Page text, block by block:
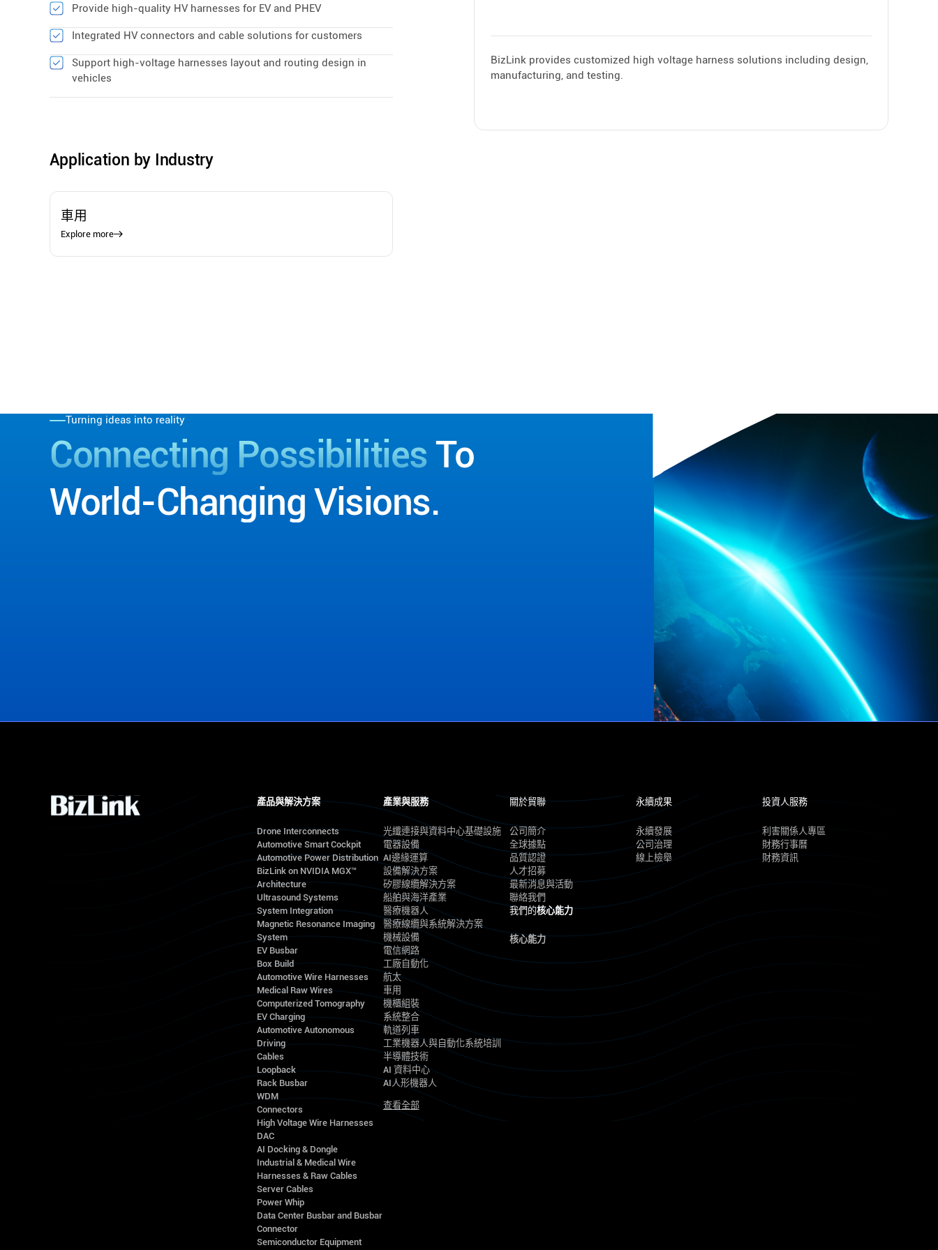
Provide high-quality HV harnesses for EV and PHEV
Integrated HV connectors and cable solutions for customers
Support high-voltage harnesses layout and routing design in
vehicles
BizLink provides customized high voltage harness solutions including design,
manufacturing, and testing.
Application by Industry
車用
Explore more
Turning ideas into reality
Connecting Possibilities To
World-Changing Visions.
產品與解決方案
Drone Interconnects
Automotive Smart Cockpit
Automotive Power Distribution
BizLink on NVIDIA MGX™
Architecture
Ultrasound Systems
System Integration
Magnetic Resonance Imaging
System
EV Busbar
Box Build
Automotive Wire Harnesses
Medical Raw Wires
Computerized Tomography
EV Charging
Automotive Autonomous
Driving
Cables
Loopback
Rack Busbar
WDM
Connectors
High Voltage Wire Harnesses
DAC
AI Docking & Dongle
Industrial & Medical Wire
Harnesses & Raw Cables
Server Cables
Power Whip
Data Center Busbar and Busbar
Connector
Semiconductor Equipment
產業與服務
光纖連接與資料中心基礎設施
電器設備
AI邊緣運算
設備解決方案
矽膠線纜解決方案
船舶與海洋產業
醫療機器人
醫療線纜與系統解決方案
機械設備
電信網路
工廠自動化
航太
車用
機櫃組裝
系統整合
軌道列車
工業機器人與自動化系統培訓
半導體技術
AI 資料中心
AI人形機器人
查看全部
關於貿聯
公司簡介
全球據點
品質認證
人才招募
最新消息與活動
聯絡我們
我們的核心能力
核心能力
永續成果
永續發展
公司治理
線上檢舉
投資人服務
利害關係人專區
財務行事曆
財務資訊